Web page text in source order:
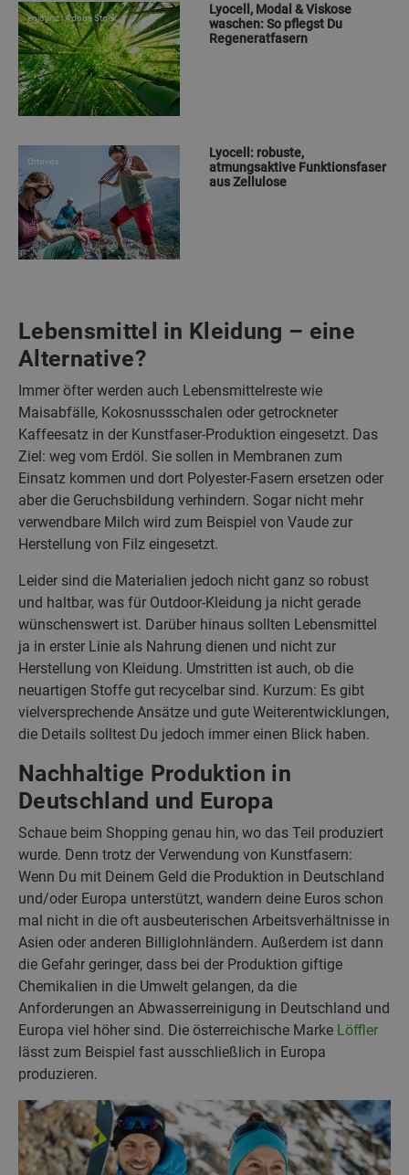
enjoynz | Adobe Stock
Lyocell, Modal & Viskose
waschen: So pflegst Du
Regeneratfasern
Ortovox
Lyocell: robuste,
atmungsaktive Funktionsfaser
aus Zellulose
Lebensmittel in Kleidung – eine
Alternative?
Immer öfter werden auch Lebensmittelreste wie
Maisabfälle, Kokosnussschalen oder getrockneter
Kaffeesatz in der Kunstfaser-Produktion eingesetzt. Das
Ziel: weg vom Erdöl. Sie sollen in Membranen zum
Einsatz kommen und dort Polyester-Fasern ersetzen oder
aber die Geruchsbildung verhindern. Sogar nicht mehr
verwendbare Milch wird zum Beispiel von Vaude zur
Herstellung von Filz eingesetzt.
Leider sind die Materialien jedoch nicht ganz so robust
und haltbar, was für Outdoor-Kleidung ja nicht gerade
wünschenswert ist. Darüber hinaus sollten Lebensmittel
ja in erster Linie als Nahrung dienen und nicht zur
Herstellung von Kleidung. Umstritten ist auch, ob die
neuartigen Stoffe gut recycelbar sind. Kurzum: Es gibt
vielversprechende Ansätze und gute Weiterentwicklungen,
die Details solltest Du jedoch immer einen Blick haben.
Nachhaltige Produktion in
Deutschland und Europa
Schaue beim Shopping genau hin, wo das Teil produziert
wurde. Denn trotz der Verwendung von Kunstfasern:
Wenn Du mit Deinem Geld die Produktion in Deutschland
und/oder Europa unterstützt, wandern deine Euros schon
mal nicht in die oft ausbeuterischen Arbeitsverhältnisse in
Asien oder anderen Billiglohnländern. Außerdem ist dann
die Gefahr geringer, dass bei der Produktion giftige
Chemikalien in die Umwelt gelangen, da die
Anforderungen an Abwasserreinigung in Deutschland und
Europa viel höher sind. Die österreichische Marke Löffler
lässt zum Beispiel fast ausschließlich in Europa
produzieren.